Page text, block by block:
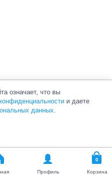
принадлежат их законным
Профиль Корзина
означает, что вы
и даете
данных.